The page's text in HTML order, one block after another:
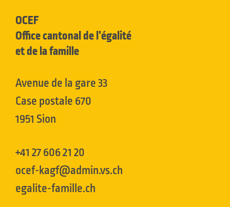
OCEF
Office cantonal de l’égalité
et de la famille
Avenue de la gare 33
Case postale 670
1951 Sion
+41 27 606 21 20
ocef-kagf@admin.vs.ch
egalite-famille.ch